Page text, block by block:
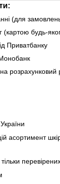
(для
(картою будь-
Приватбанку
на
асортимент